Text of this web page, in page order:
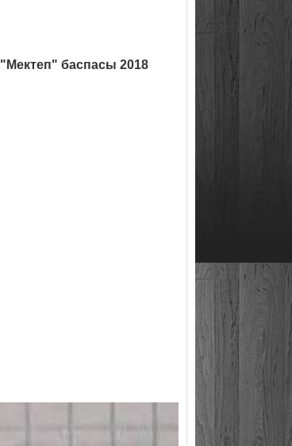
"Мектеп" баспасы 2018